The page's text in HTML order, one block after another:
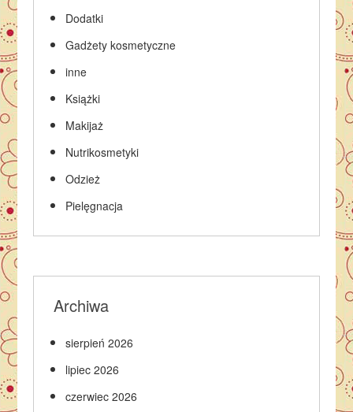
Dodatki
Gadżety kosmetyczne
inne
Książki
Makijaż
Nutrikosmetyki
Odzież
Pielęgnacja
Archiwa
sierpień 2026
lipiec 2026
czerwiec 2026